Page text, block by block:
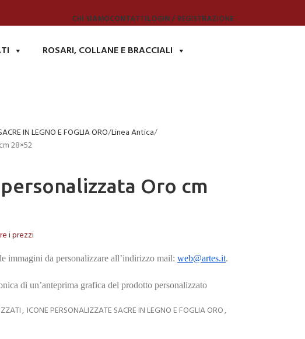
CHI SIAMOCONTATTILOGIN / REGISTRAZIONE
ROSARI, COLLANE E BRACCIALI
IN LEGNO E FOGLIA ORO Linea Antica
28×52
Oro cm
i prezzi
immagini da personalizzare all’indirizzo mail: web@artes.it.
di un’anteprima grafica del prodotto personalizzato
, ICONE PERSONALIZZATE SACRE IN LEGNO E FOGLIA ORO,